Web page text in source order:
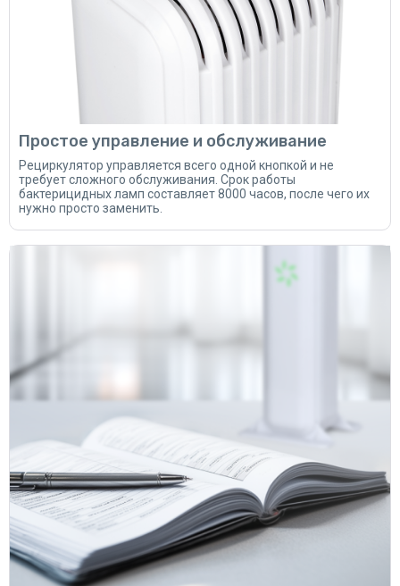
Простое управление и обслуживание
Рециркулятор управляется всего одной кнопкой и не
требует сложного обслуживания. Срок работы
бактерицидных ламп составляет 8000 часов, после чего их
нужно просто заменить.